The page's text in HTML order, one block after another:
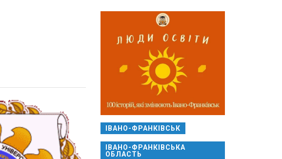
ІВАНО-ФРАНКІВСЬК
ІВАНО-ФРАНКІВСЬКА
ОБЛАСТЬ